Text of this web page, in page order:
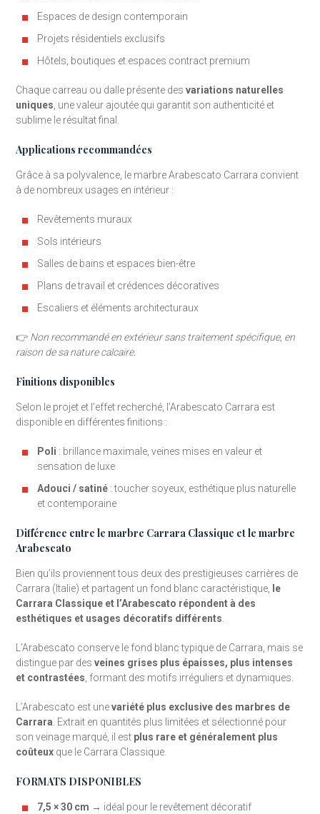
Espaces de design contemporain
Projets résidentiels exclusifs
Hôtels, boutiques et espaces contract premium
Chaque carreau ou dalle présente desvariations naturelles
uniques, une valeur ajoutée qui garantit son authenticité et
sublime le résultat final.
Applications recommandées
Grâce à sa polyvalence, le marbre Arabescato Carrara convient
à de nombreux usages en intérieur :
Revêtements muraux
Sols intérieurs
Salles de bains et espaces bien-être
Plans de travail et crédences décoratives
Escaliers et éléments architecturaux
👉 Non recommandé en extérieur sans traitement spécifique, en
raison de sa nature calcaire.
Finitions disponibles
Selon le projet et l’effet recherché, l’Arabescato Carrara est
disponible en différentes finitions :
Poli : brillance maximale, veines mises en valeur et
sensation de luxe
Adouci / satiné : toucher soyeux, esthétique plus naturelle
et contemporaine
Différence entre le marbre Carrara Classique et le marbre
Arabescato
Bien qu’ils proviennent tous deux des prestigieuses carrières de
Carrara (Italie) et partagent un fond blanc caractéristique, le
Carrara Classique et l’Arabescato répondent à des
esthétiques et usages décoratifs différents.
L’Arabescato conserve le fond blanc typique de Carrara, mais se
distingue par desveines grises plus épaisses, plus intenses
et contrastées, formant des motifs irréguliers et dynamiques.
L’Arabescato est unevariété plus exclusive des marbres de
Carrara. Extrait en quantités plus limitées et sélectionné pour
son veinage marqué, il est plus rare et généralement plus
coûteux que le Carrara Classique.
FORMATS DISPONIBLES
7,5 × 30 cm → idéal pour le revêtement décoratif